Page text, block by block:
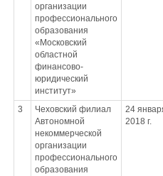
организации
профессионального
образования
«Московский
областной
финансово-
юридический
институт»
3
Чеховский филиал
Автономной
некоммерческой
организации
профессионального
образования
24
2018 г.